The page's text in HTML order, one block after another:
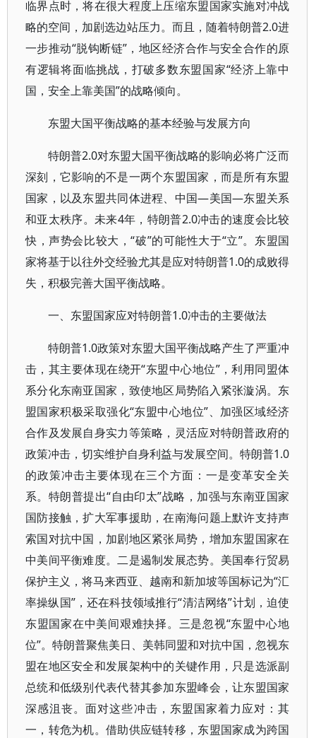
临界点时，将在很大程度上压缩东盟国家实施对冲战
略的空间，加剧选边站压力。而且，随着特朗普2.0进
一步推动“脱钩断链”，地区经济合作与安全合作的原
有逻辑将面临挑战，打破多数东盟国家“经济上靠中
国，安全上靠美国”的战略倾向。
东盟大国平衡战略的基本经验与发展方向
特朗普2.0对东盟大国平衡战略的影响必将广泛而
深刻，它影响的不是一两个东盟国家，而是所有东盟
国家，以及东盟共同体进程、中国—美国—东盟关系
和亚太秩序。未来4年，特朗普2.0冲击的速度会比较
快，声势会比较大，“破”的可能性大于“立”。东盟国
家将基于以往外交经验尤其是应对特朗普1.0的成败得
失，积极完善大国平衡战略。
一、东盟国家应对特朗普1.0冲击的主要做法
特朗普1.0政策对东盟大国平衡战略产生了严重冲
击，其主要体现在绕开“东盟中心地位”，利用同盟体
系分化东南亚国家，致使地区局势陷入紧张漩涡。东
盟国家积极采取强化“东盟中心地位”、加强区域经济
合作及发展自身实力等策略，灵活应对特朗普政府的
政策冲击，切实维护自身利益与发展空间。特朗普1.0
的政策冲击主要体现在三个方面：一是变革安全关
系。特朗普提出“自由印太”战略，加强与东南亚国家
国防接触，扩大军事援助，在南海问题上默许支持声
索国对抗中国，加剧地区紧张局势，增加东盟国家在
中美间平衡难度。二是遏制发展态势。美国奉行贸易
保护主义，将马来西亚、越南和新加坡等国标记为“汇
率操纵国”，还在科技领域推行“清洁网络”计划，迫使
东盟国家在中美间艰难抉择。三是忽视“东盟中心地
位”。特朗普聚焦美日、美韩同盟和对抗中国，忽视东
盟在地区安全和发展架构中的关键作用，只是选派副
总统和低级别代表代替其参加东盟峰会，让东盟国家
深感沮丧。面对这些冲击，东盟国家着力应对：其
一，转危为机。借助供应链转移，东盟国家成为跨国